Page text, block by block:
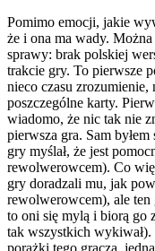
Pomimo emocji, jakie
że i ona ma wady.
sprawy: brak polskiej
trakcie gry. To pierwsze
nieco czasu zrozumienie,
poszczególne karty.
wiadomo, że nic tak nie
pierwsza gra. Sam
gry myślał, że jest
rewolwerowcem). Co
gry doradzali mu, jak
rewolwerowcem), ale ten
to oni się mylą i biorą go
tak wszystkich
porażki tego gracza,